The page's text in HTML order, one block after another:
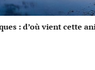
: d’où vient cette